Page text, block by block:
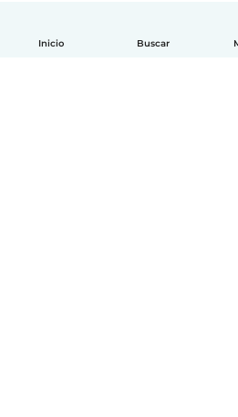
Inicio Buscar